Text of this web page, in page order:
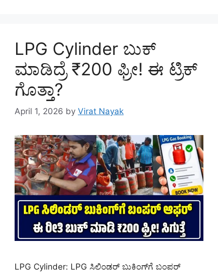
LPG Cylinder ಬುಕ್
ಮಾಡಿದ್ರೆ ₹200 ಫ್ರೀ! ಈ ಟ್ರಿಕ್
ಗೊತ್ತಾ?
April 1, 2026 by Virat Nayak
LPG Cylinder: LPG ಸಿಲಿಂಡರ್ ಬುಕಿಂಗ್‌ಗೆ ಬಂಪರ್